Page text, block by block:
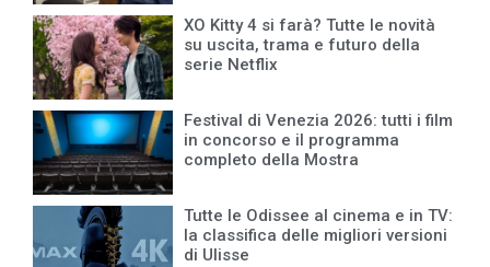
XO Kitty 4 si farà? Tutte le novità
su uscita, trama e futuro della
serie Netflix
Festival di Venezia 2026: tutti i film
in concorso e il programma
completo della Mostra
Tutte le Odissee al cinema e in TV:
la classifica delle migliori versioni
di Ulisse